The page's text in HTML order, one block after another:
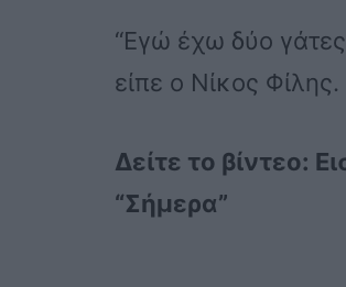
“Εγώ έχω δύο
είπε ο Νίκος Φίλης.
Δείτε το βίντεο:
“Σήμερα”